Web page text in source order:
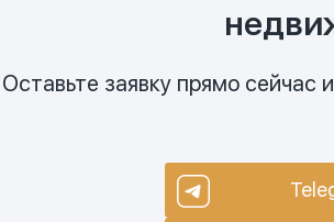
Оставьте заявку прямо сейчас